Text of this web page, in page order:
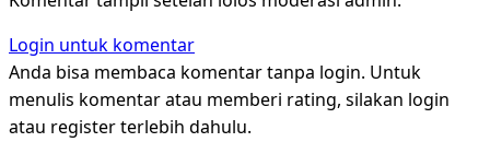
Login untuk komentar
Anda bisa membaca komentar tanpa login. Untuk
menulis komentar atau memberi rating, silakan login
atau register terlebih dahulu.